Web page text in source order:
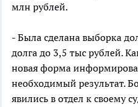
млн рублей.
- Была сделана выборка
долга до 3,5 тыс рублей.
новая форма
необходимый результат.
явились в отдел к своему